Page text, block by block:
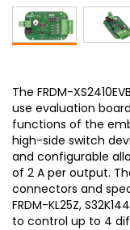
The FRDM-
use evaluation
functions of the
high-side switch
and configurable
of 2 A per output.
connectors and
FRDM-KL25Z,
to control up to 4